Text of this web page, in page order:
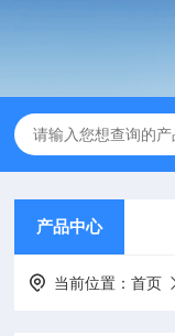
产品中心
当前位置：首页